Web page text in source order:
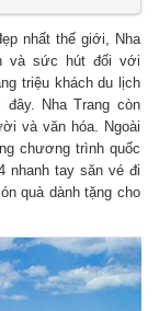
nhất thế giới, Nha
và sức hút đối với
triệu khách du lịch
Nha Trang còn
và văn hóa. Ngoài
chương trình quốc
nhanh tay săn vé đi
quà dành tặng cho